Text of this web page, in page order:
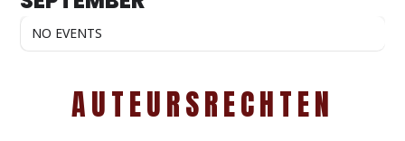
NO EVENTS
AUTEURSRECHTEN